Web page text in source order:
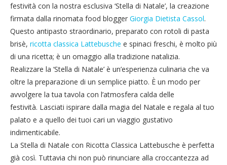
festività con la nostra esclusiva ‘Stella di Natale’, la creazione
firmata dalla rinomata food blogger Giorgia Dietista Cassol.
Questo antipasto straordinario, preparato con rotoli di pasta
brisè, ricotta classica Lattebusche e spinaci freschi, è molto più
di una ricetta; è un omaggio alla tradizione natalizia.
Realizzare la ‘Stella di Natale’ è un’esperienza culinaria che va
oltre la preparazione di un semplice piatto. È un modo per
avvolgere la tua tavola con l’atmosfera calda delle
festività. Lasciati ispirare dalla magia del Natale e regala al tuo
palato e a quello dei tuoi cari un viaggio gustativo
indimenticabile.
La Stella di Natale con Ricotta Classica Lattebusche è perfetta
già così. Tuttavia chi non può rinunciare alla croccantezza ad